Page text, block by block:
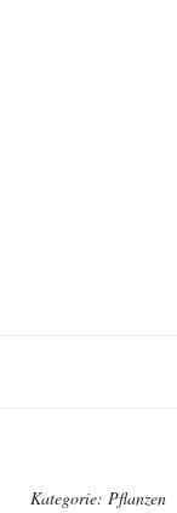
Kategorie: Pflanzen